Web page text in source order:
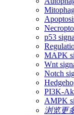
p53
MAPK
Wnt
Notch
PI3K-
AMPK
浏览更